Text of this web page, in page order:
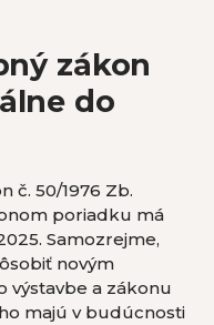
zákon
do
č. 50/1976 Zb.
poriadku má
Samozrejme,
novým
výstavbe a zákonu
majú v budúcnosti